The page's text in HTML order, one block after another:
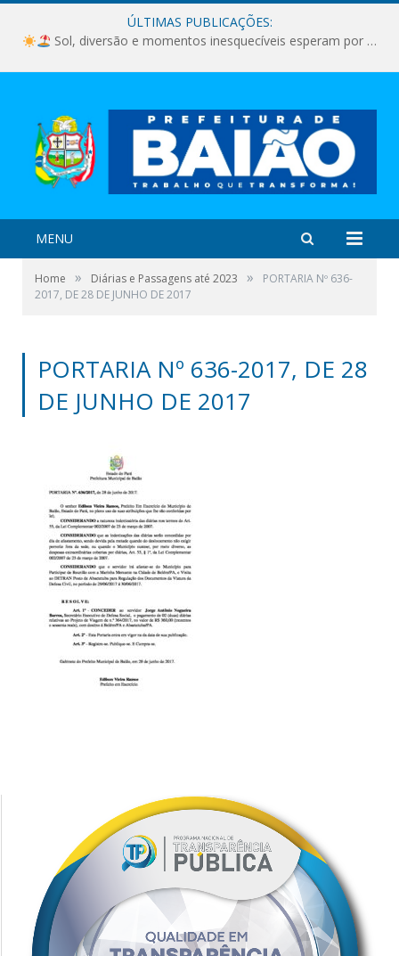
ÚLTIMAS PUBLICAÇÕES:
Sol, diversão e momentos inesquecíveis esperam por você!
MENU
Home » Diárias e Passagens até 2023 »
PORTARIA Nº 636-
2017, DE 28 DE JUNHO DE 2017
PORTARIA Nº 636-2017, DE 28
DE JUNHO DE 2017